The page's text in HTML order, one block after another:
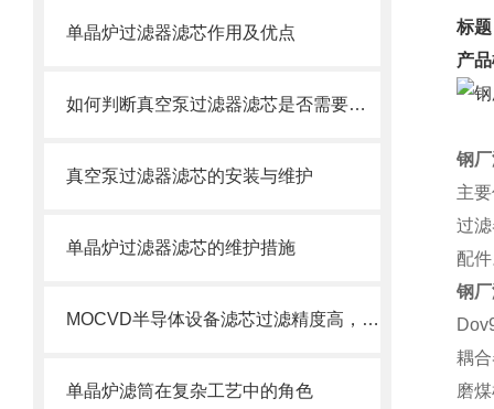
单晶炉过滤器滤芯作用及优点
如何判断真空泵过滤器滤芯是否需要更换？
真空泵过滤器滤芯的安装与维护
单晶炉过滤器滤芯的维护措施
MOCVD半导体设备滤芯过滤精度高，使用寿命长
单晶炉滤筒在复杂工艺中的角色
标
产
钢
主
过
配
钢
耦
磨